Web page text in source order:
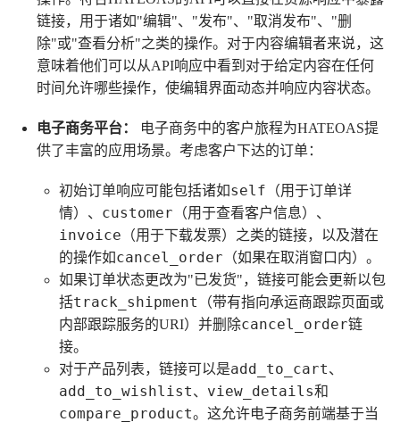
链接，用于诸如"编辑"、"发布"、"取消发布"、"删
除"或"查看分析"之类的操作。对于内容编辑者来说，这
意味着他们可以从API响应中看到对于给定内容在任何
时间允许哪些操作，使编辑界面动态并响应内容状态。
电子商务平台：
电子商务中的客户旅程为HATEOAS提
供了丰富的应用场景。考虑客户下达的订单：
初始订单响应可能包括诸如self （用于订单详
情）、 customer （用于查看客户信息）、
invoice （用于下载发票）之类的链接，以及潜在
的操作如cancel_order （如果在取消窗口内）。
如果订单状态更改为"已发货"，链接可能会更新以包
括track_shipment
（带有指向承运商跟踪页面或
内部跟踪服务的URI）并删除cancel_order链
接。
对于产品列表，链接可以是add_to_cart、
add_to_wishlist、 view_details和
compare_product。这允许电子商务前端基于当